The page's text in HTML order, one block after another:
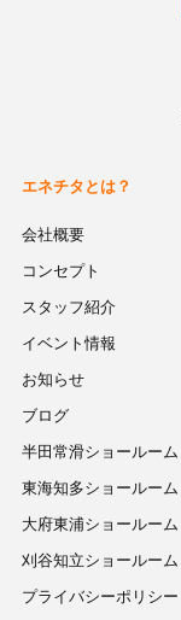
エネチタとは？
会社概要
コンセプト
スタッフ紹介
イベント情報
お知らせ
ブログ
半田常滑ショールーム
東海知多ショールーム
大府東浦ショールーム
刈谷知立ショールーム
プライバシーポリシー